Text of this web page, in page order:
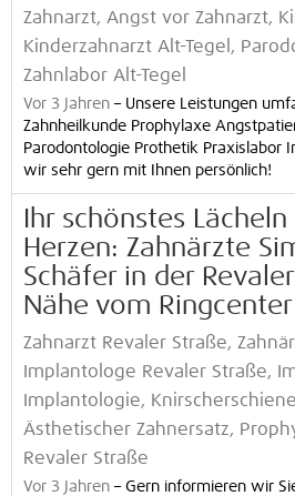
Zahnarzt, Angst vor Zahnarzt,
Kinderzahnarzt Alt-Tegel,
Zahnlabor Alt-Tegel
Vor 3 Jahren – Unsere Leistungen
Zahnheilkunde Prophylaxe
Parodontologie Prothetik Praxislabor
wir sehr gern mit Ihnen persönlich!
Ihr schönstes
Herzen: Zahnärzte
Schäfer in der
Nähe vom Ringcenter
Zahnarzt Revaler Straße,
Implantologe Revaler Straße,
Implantologie,
Ästhetischer Zahnersatz,
Revaler Straße
Vor 3 Jahren – Gern informieren wir